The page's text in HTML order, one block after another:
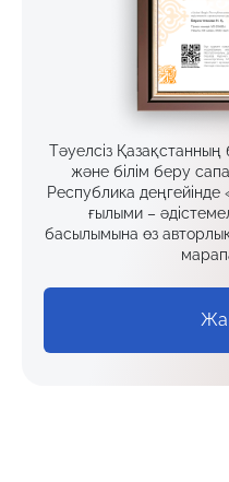
Тәуелсіз Қазақстанның
және білім беру
Республика
ғылыми –
басылымына өз